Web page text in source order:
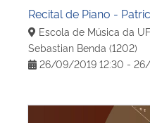
Recital de Piano -
Escola de Música da
Sebastian Benda (1202)
26/09/2019 12:30 -
Recital de Piano e